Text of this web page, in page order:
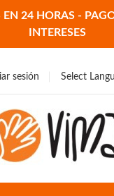
EN 24 HORAS -
INTERESES
sesión Select